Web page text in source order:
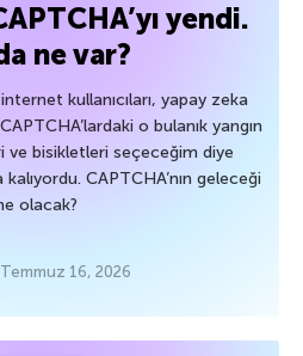
yendi.
ne var?
kullanıcıları, yapay zeka
o bulanık yangın
ve bisikletleri seçeceğim diye
CAPTCHA’nın geleceği
olacak?
Temmuz 16, 2026